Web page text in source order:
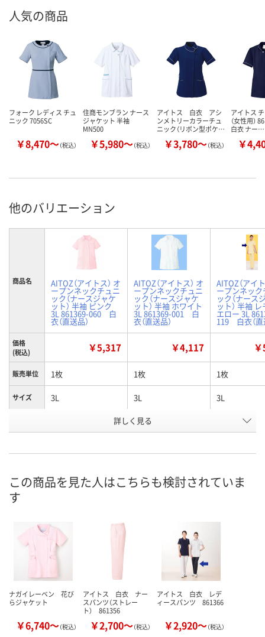
人気の商品
フォーク レディス チュ
ニック 7056SC
￥8,470～（税込）
住商モンブラン ナース
ジャケット 半袖
MN500
￥5,980～（税込）
アイトス 白衣 アシ
ンメトリーカラーチュ
ニック（リボン型ポケ…
￥3,780～（税込）
アイトス
（女性用）
白衣 ナー…
￥
他のバリエーション
商品名 AITOZ（アイトス） オ
ープンネックチュニ
ック（ナースジャケ
ット） 半袖 ピンク
3L 861369-060 白
衣（直送品）
AITOZ（アイトス） オ
ープンネックチュニ
ック（ナースジャケ
ット） 半袖 ホワイト
3L 861369-001 白
衣（直送品）
AITOZ（アイ
ープンネッ
ック（ナース
ット） 半袖
エロー 3L
119 白衣（直
価格
(税込)
￥5,317 ￥4,117
販売単位 1枚 1枚 1枚
サイズ 3L 3L 3L
ホワイト レモンイエ
号
お届け日
数量
カゴへ
詳しく見る
この商品を見た人はこちらも検討されていま
す
ナガイレーベン 花び
らジャケット
￥6,740～（税込）
アイトス 白衣 ナー
スパンツ（ストレー
ト） 861356
￥2,700～（税込）
アイトス 白衣 レデ
ィースパンツ 861366
￥2,920～（税込）